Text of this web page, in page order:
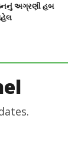
અગ્રણી હબ